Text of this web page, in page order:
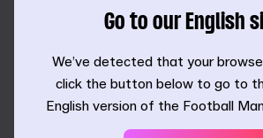
Se hai già cominciato la tua carriera in
provare il negozio di Epic Games, puoi
salvataggio su Epic e proseguire lì. Fai
su "Carica gioco" nella schermata
saranno pronti per riprendere da dove li
Go to our English
We’ve detected that your
click the button below to go to
English version of the Football